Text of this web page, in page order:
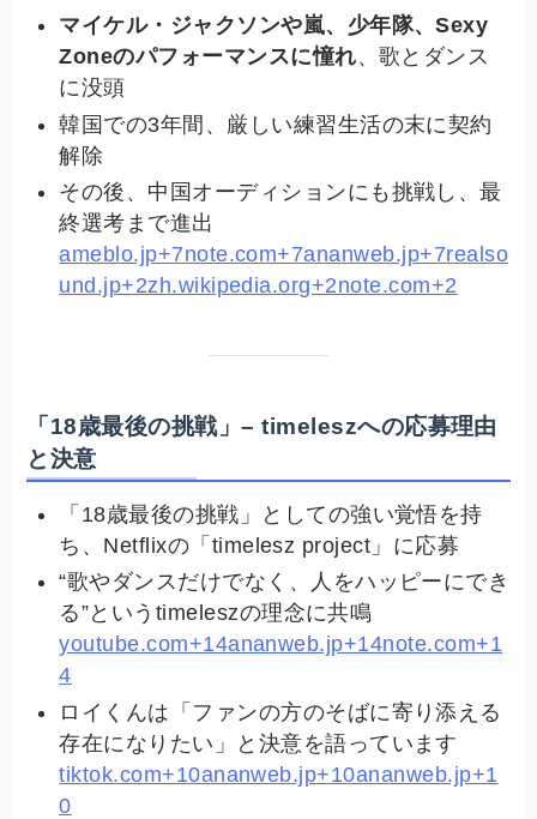
マイケル・ジャクソンや嵐、少年隊、Sexy
Zoneのパフォーマンスに憧れ、歌とダンス
に没頭
韓国での3年間、厳しい練習生活の末に契約
解除
その後、中国オーディションにも挑戦し、最
終選考まで進出
ameblo.jp+7note.com+7ananweb.jp+7realso
und.jp+2zh.wikipedia.org+2note.com+2
「18歳最後の挑戦」– timeleszへの応募理由
と決意
「18歳最後の挑戦」としての強い覚悟を持
ち、Netflixの「timelesz project」に応募
“歌やダンスだけでなく、人をハッピーにでき
る”というtimeleszの理念に共鳴
youtube.com+14ananweb.jp+14note.com+1
4
ロイくんは「ファンの方のそばに寄り添える
存在になりたい」と決意を語っています
tiktok.com+10ananweb.jp+10ananweb.jp+1
0